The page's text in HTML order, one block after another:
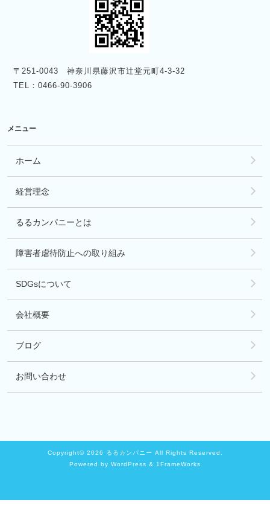
〒251-0043 神奈川県藤沢市辻堂元町4-3-32
TEL：0466-90-3906
メニュー
ホーム
経営理念
るるカンパニーとは
障害者虐待防止への取り組み
SDGsについて
会社概要
ブログ
お問い合わせ
Copyright© 2026 るるカンパニー All Rights Reserved.
Powered by WordPress & 1FrameWorks